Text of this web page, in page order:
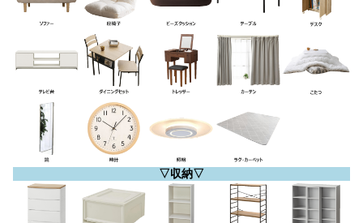
▽収納▽